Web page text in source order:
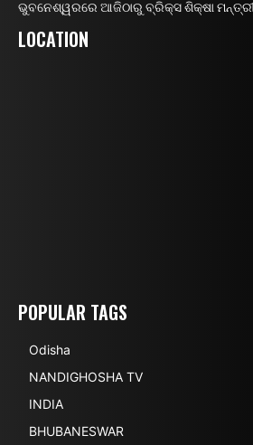
ଭୁବନେଶ୍ୱରରେ ଆଜିଠାରୁ ବ୍ରିକ୍ସ ଶିକ୍ଷା
LOCATION
POPULAR TAGS
Odisha
NANDIGHOSHA TV
INDIA
BHUBANESWAR